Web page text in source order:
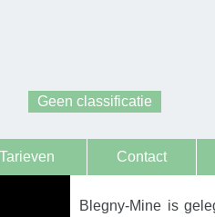
Geen classificatie
Tarieven Contact
Blegny-Mine is